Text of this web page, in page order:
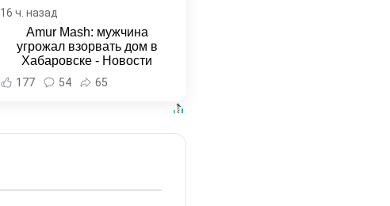
16 ч. назад
Amur Mash: мужчина
угрожал взорвать дом в
Хабаровске - Новости
Хабаровска и Хабаровского
края
177 54 65